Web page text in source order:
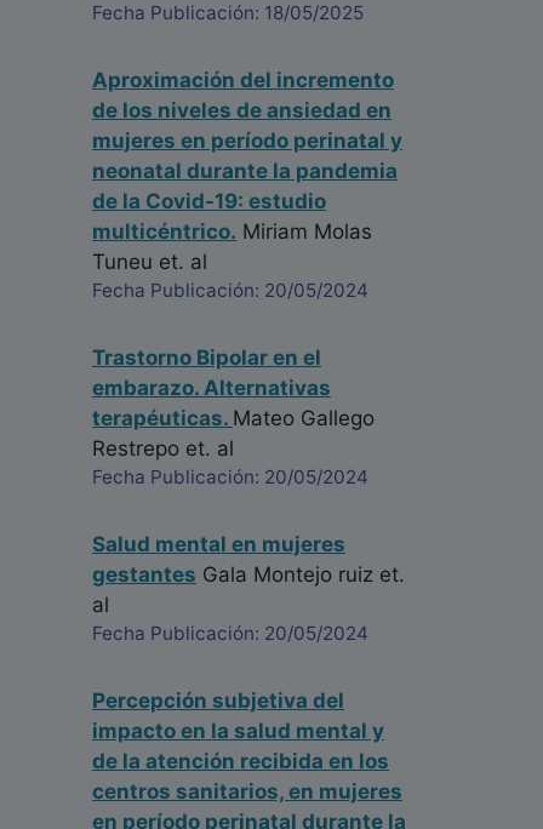
Fecha Publicación: 18/05/2025
Aproximación del incremento
de los niveles de ansiedad en
mujeres en período perinatal y
neonatal durante la pandemia
de la Covid-19: estudio
multicéntrico. Miriam Molas
Tuneu et. al
Fecha Publicación: 20/05/2024
Trastorno Bipolar en el
embarazo. Alternativas
terapéuticas. Mateo Gallego
Restrepo et. al
Fecha Publicación: 20/05/2024
Salud mental en mujeres
gestantes Gala Montejo ruiz et.
al
Fecha Publicación: 20/05/2024
Percepción subjetiva del
impacto en la salud mental y
de la atención recibida en los
centros sanitarios, en mujeres
en período perinatal durante la